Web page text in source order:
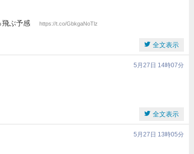
飛ぶ予感 https://t.co/GbkgaNoTlz
全文表示
5月27日 14時07分
全文表示
5月27日 13時05分